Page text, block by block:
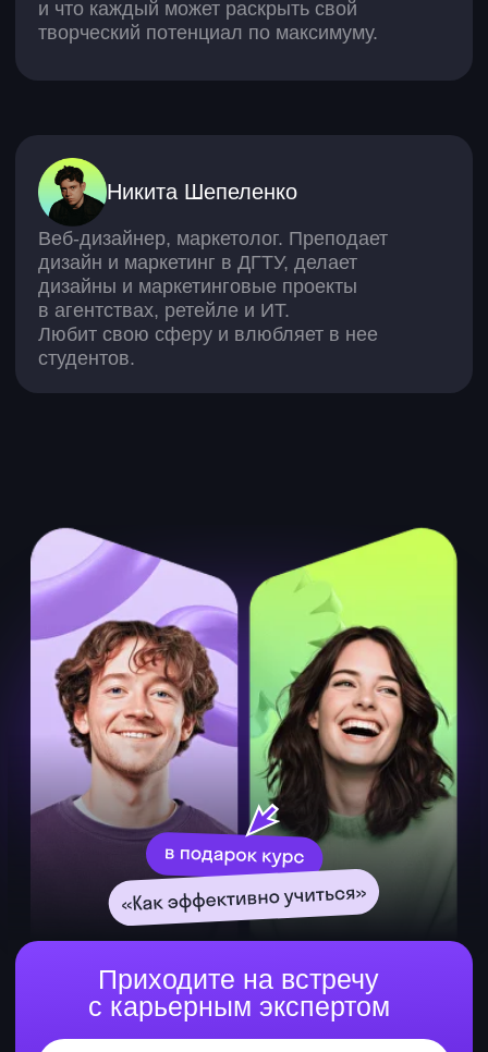
Список обработчиков персональных
Условия использования
Политика конфиденциальности
ОАНО ДПО «Скаенг», 109 004, г. Москва,
вн. тер. г. муниципальный округ
Таганский, ул. Александра
Солженицына, д. 23А, стр. 4, пом. 2/1
Как перейти на фриланс
Как собрать ИИ-ассистента
Вайбкодинг: краткий курс
Мини-курсы
Нейросети для Excel и Google Таблиц
Нейросети для учебы